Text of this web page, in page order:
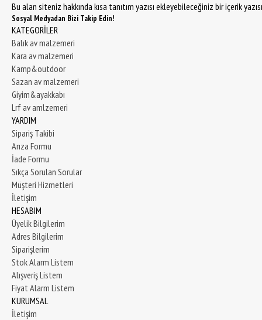
Bu alan siteniz hakkında kısa tanıtım yazısı ekleyebileceğiniz bir içerik
Sosyal Medyadan Bizi Takip Edin!
KATEGORİLER
Balık av malzemeri
Kara av malzemeri
Kamp&outdoor
Sazan av malzemeri
Giyim&ayakkabı
Lrf av amlzemeri
YARDIM
Sipariş Takibi
Arıza Formu
İade Formu
Sıkça Sorulan Sorular
Müşteri Hizmetleri
İletişim
HESABIM
Üyelik Bilgilerim
Adres Bilgilerim
Siparişlerim
Stok Alarm Listem
Alışveriş Listem
Fiyat Alarm Listem
KURUMSAL
İletişim